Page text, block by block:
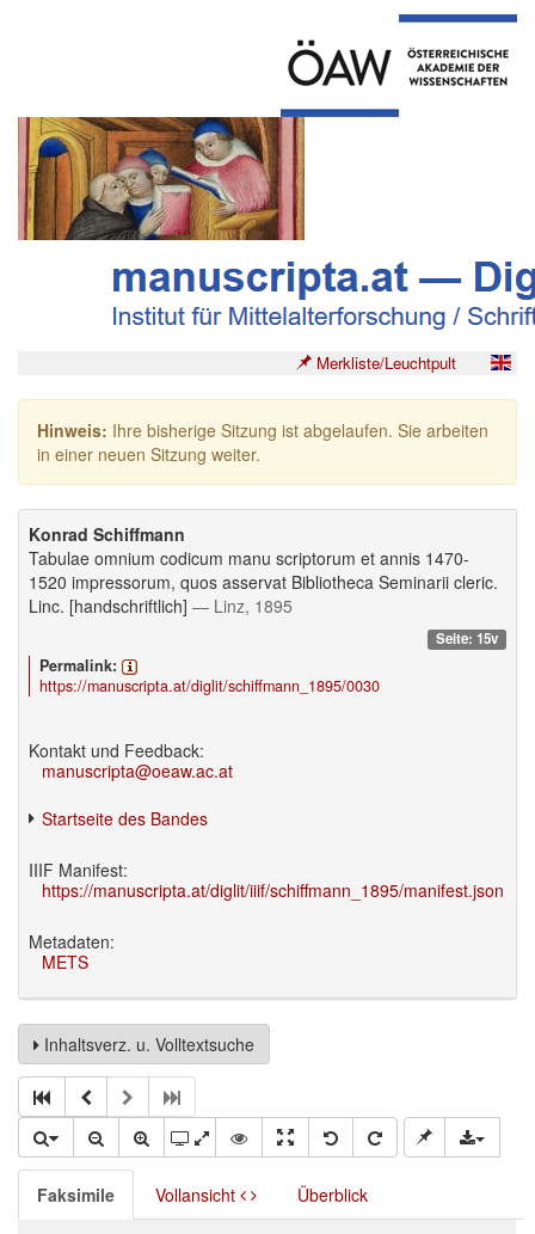
Merkliste/Leuchtpult
Hinweis: Ihre bisherige Sitzung ist abgelaufen. Sie arbeiten
in einer neuen Sitzung weiter.
Konrad Schiffmann
Tabulae omnium codicum manu scriptorum et annis 1470-
1520 impressorum, quos asservat Bibliotheca Seminarii cleric.
Linc. [handschriftlich] — Linz, 1895
Seite: 15v
Permalink:
https://manuscripta.at/diglit/schiffmann_1895/0030
Kontakt und Feedback:
manuscripta@oeaw.ac.at
Startseite des Bandes
IIIF Manifest:
https://manuscripta.at/diglit/iiif/schiffmann_1895/manifest.json
Metadaten:
METS
Inhaltsverz. u. Volltextsuche
Faksimile Vollansicht Überblick